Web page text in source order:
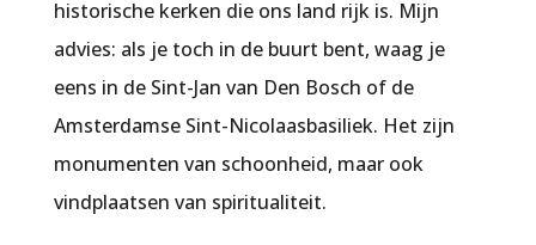
historische kerken die ons land rijk is. Mijn
advies: als je toch in de buurt bent, waag je
eens in de Sint-Jan van Den Bosch of de
Amsterdamse Sint-Nicolaasbasiliek. Het zijn
monumenten van schoonheid, maar ook
vindplaatsen van spiritualiteit.